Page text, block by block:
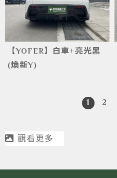
【YOFER】白車+亮光黑
(煥新Y)
1 2